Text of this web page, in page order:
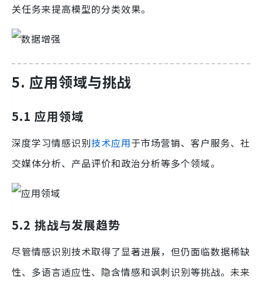
关任务来提高模型的分类效果。
5. 应用领域与挑战
5.1 应用领域
深度学习情感识别技术应用于市场营销、客户服务、社
交媒体分析、产品评价和政治分析等多个领域。
5.2 挑战与发展趋势
尽管情感识别技术取得了显著进展，但仍面临数据稀缺
性、多语言适应性、隐含情感和讽刺识别等挑战。未来